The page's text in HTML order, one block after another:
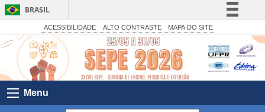
BRASIL
Simplifique!
Comunica BR
Participe
Acesso à informação
ACESSIBILIDADE ALTO CONTRASTE MAPA DO SITE
Menu